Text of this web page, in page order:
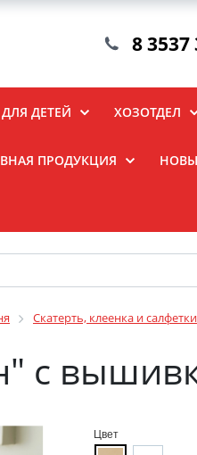
8 3537
ДЛЯ ДЕТЕЙ ХОЗОТДЕЛ
ПРОДУКЦИЯ
Скатерть, клеенка и салфетки
с
Цвет